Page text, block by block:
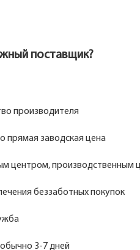
поставщик?
производителя
прямая заводская цена
центром, производственным
беззаботных покупок
3-7 дней